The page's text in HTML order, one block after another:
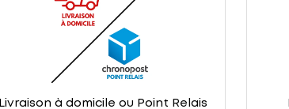
Livraison à domicile ou Point Relais